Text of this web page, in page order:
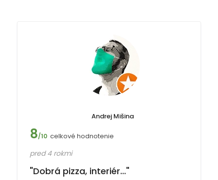
Andrej Mišina
8/10 celkové hodnotenie
pred 4 rokmi
"Dobrá pizza, interiér..."